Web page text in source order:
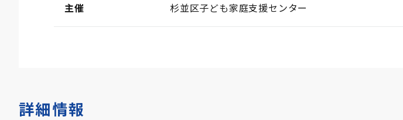
主催 杉並区子ども家庭支援センター
詳細情報